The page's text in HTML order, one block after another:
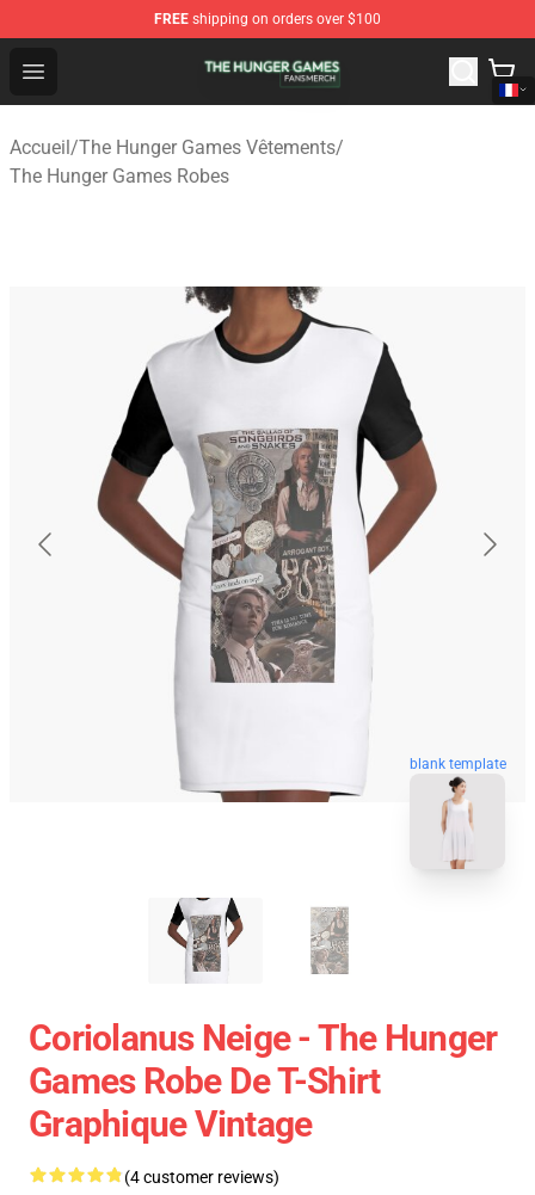
FREE shipping on orders over $100
Open menu
The Hunger Games Shop - Official The Hunger Games
Accueil/The Hunger Games Vêtements/
The Hunger Games Robes
blank template
Coriolanus Neige - The Hunger
Games Robe De T-Shirt
Graphique Vintage
(4 customer reviews)